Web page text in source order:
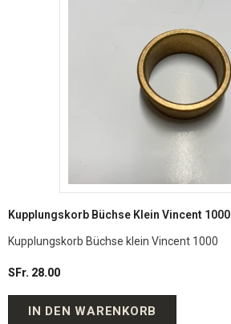
Kupplungskorb Büchse Klein Vincent 1000
Kupplungskorb Büchse klein Vincent 1000
SFr. 28.00
IN DEN WARENKORB